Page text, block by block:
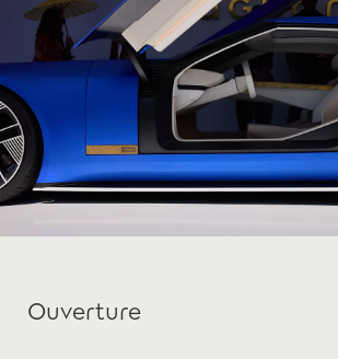
Ouverture